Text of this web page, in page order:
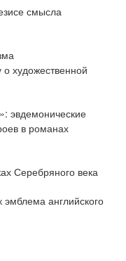
смысла
о художественной
эвдемонические
в романах
Серебряного века
английского